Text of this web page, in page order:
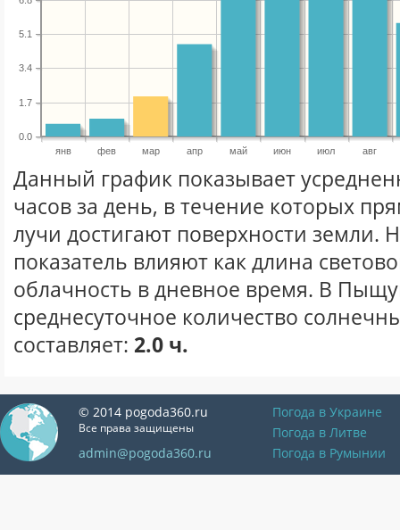
янв фев мар апр май июн июл авг
0.0
1.7
3.4
5.1
Данный график показывает
часов за день, в течение которых
лучи достигают поверхности земли.
показатель влияют как длина
облачность в дневное время. В
среднесуточное количество
составляет: 2.0 ч.
© 2014 pogoda360.ru
Все права защищены
admin@pogoda360.ru
Погода в Украине
Погода в Литве
Погода в Румынии